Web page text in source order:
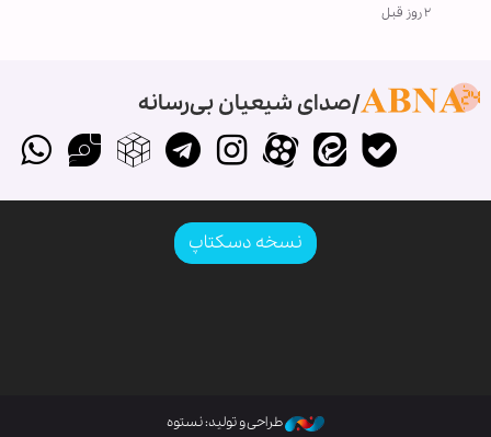
۲ روز قبل
صدای شیعیان بی‌رسانه
نسخه دسکتاپ
طراحی و تولید: نستوه